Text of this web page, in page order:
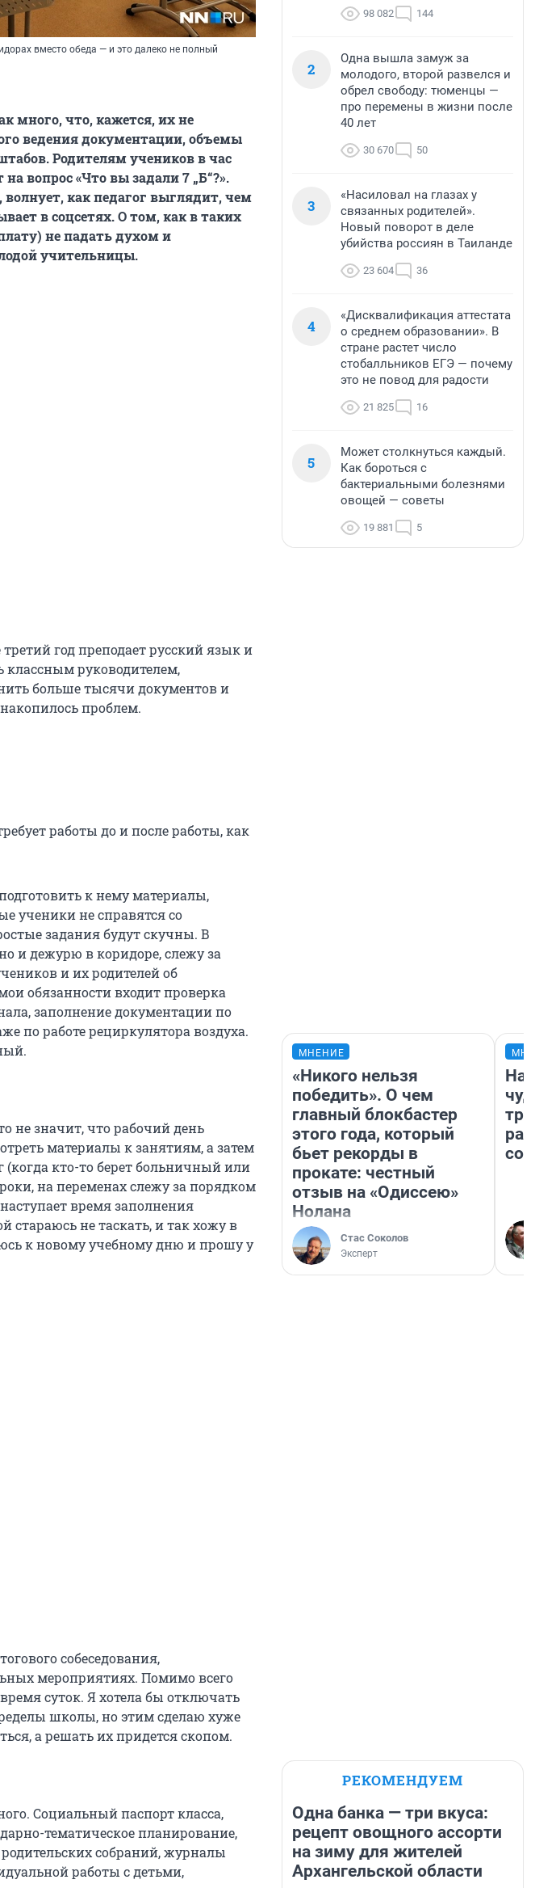
вместо обеда — и это далеко не полный
много, что, кажется, их не
ведения документации, объемы
Родителям учеников в час
вопрос «Что вы задали 7 „Б“?».
как педагог выглядит, чем
в соцсетях. О том, как в таких
не падать духом и
учительницы.
год преподает русский язык и
классным руководителем,
больше тысячи документов и
проблем.
работы до и после работы, как
к нему материалы,
ученики не справятся со
задания будут скучны. В
и дежурю в коридоре, слежу за
и их родителей об
обязанности входит проверка
заполнение документации по
по работе рециркулятора воздуха.
не значит, что рабочий день
материалы к занятиям, а затем
(когда кто-то берет больничный или
на переменах слежу за порядком
время заполнения
стараюсь не таскать, и так хожу в
к новому учебному дню и прошу у
собеседования,
мероприятиях. Помимо всего
суток. Я хотела бы отключать
школы, но этим сделаю хуже
а решать их придется скопом.
Социальный паспорт класса,
тематическое планирование,
собраний, журналы
работы с детьми,
98 082 144
2
Одна вышла замуж за
молодого, второй развелся и
обрел свободу: тюменцы —
про перемены в жизни после
40 лет
30 670 50
3
«Насиловал на глазах у
связанных родителей».
Новый поворот в деле
убийства россиян в Таиланде
23 604 36
4
«Дисквалификация аттестата
о среднем образовании». В
стране растет число
стобалльников ЕГЭ — почему
это не повод для радости
21 825 16
5
Может столкнуться каждый.
Как бороться с
бактериальными болезнями
овощей — советы
19 881 5
МНЕНИЕ
«Никого нельзя
победить». О чем
главный блокбастер
этого года, который
бьет рекорды в
прокате: честный
отзыв на «Одиссею»
Нолана
Стас Соколов
Эксперт
РЕКОМЕНДУЕМ
Одна банка — три вкуса:
рецепт овощного ассорти
на зиму для жителей
Архангельской области